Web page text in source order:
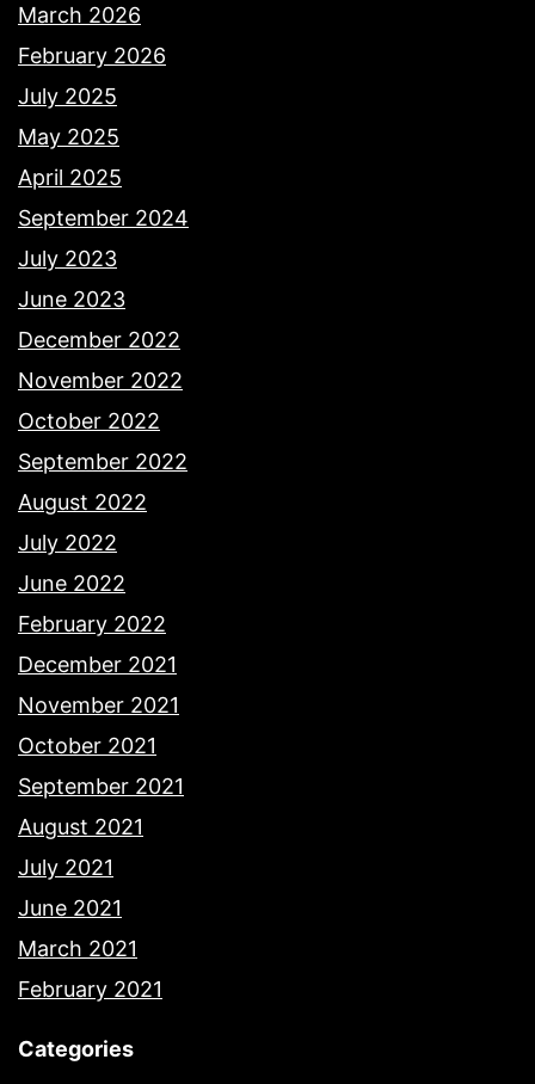
March 2026
February 2026
July 2025
May 2025
April 2025
September 2024
July 2023
June 2023
December 2022
November 2022
October 2022
September 2022
August 2022
July 2022
June 2022
February 2022
December 2021
November 2021
October 2021
September 2021
August 2021
July 2021
June 2021
March 2021
February 2021
Categories